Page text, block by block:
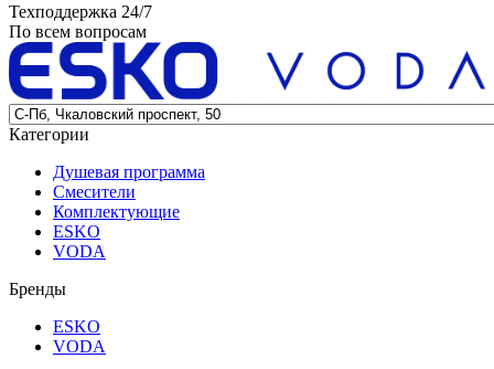
Техподдержка 24/7
По всем вопросам
Категории
Душевая программа
Смесители
Комплектующие
ESKO
VODA
Бренды
ESKO
VODA